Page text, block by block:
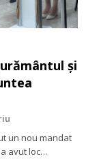
și
un nou mandat
avut loc…